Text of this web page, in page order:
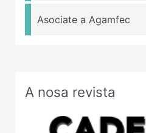
Asociate a Agamfec
A nosa revista